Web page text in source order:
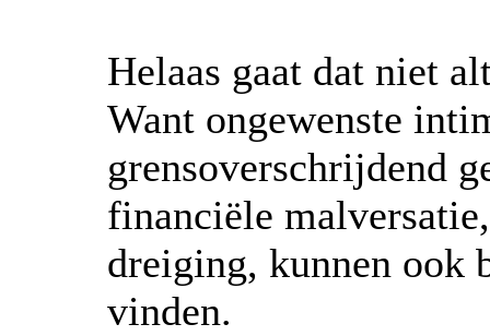
Helaas gaat dat niet
Want ongewenste
grensoverschrijdend
financiële
dreiging, kunnen ook
vinden.